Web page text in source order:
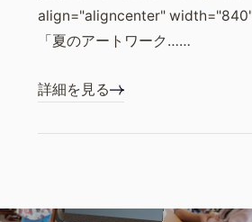
align="aligncenter"
「夏のアートワーク……
詳細を見る